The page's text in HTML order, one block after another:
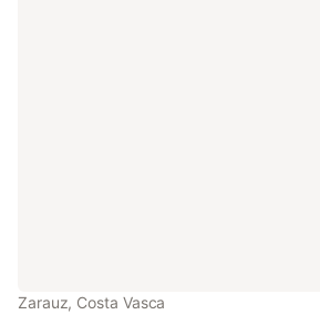
Zarauz, Costa Vasca